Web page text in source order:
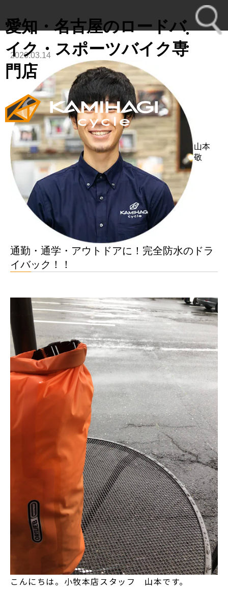
愛知・名古屋のロードバ
イク・スポーツバイク専
門店
2020.03.14
山本
敬
通勤・通学・アウトドアに！完全防水のドラ
イバック！！
こんにちは。小牧本店スタッフ 山本です。